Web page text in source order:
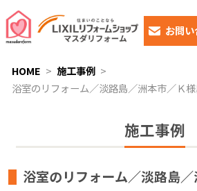
お問
HOME
施工事例
浴室のリフォーム／淡路島／洲本市／Ｋ
施工事例
浴室のリフォーム／淡路島